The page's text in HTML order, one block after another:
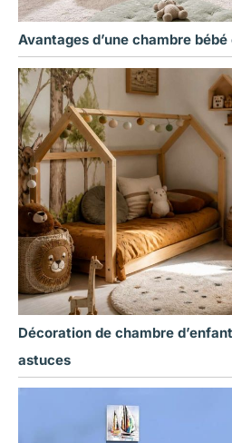
Avantages d’une chambre
Décoration de chambre
astuces